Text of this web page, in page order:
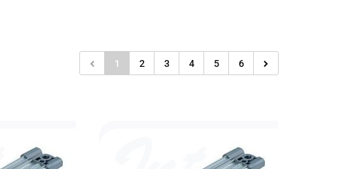
1 2 3 4 5 6